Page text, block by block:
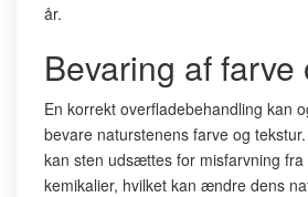
år.
Bevaring af farve
En korrekt overfladebehandling kan
bevare naturstenens farve og
kan sten udsættes for misfarvning fra
kemikalier, hvilket kan ændre dens